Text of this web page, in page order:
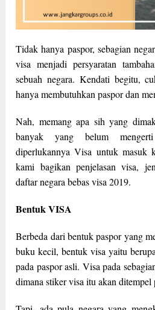
Tidak hanya paspor, sebagian
visa menjadi persyaratan
sebuah negara. Kendati begitu,
hanya membutuhkan paspor dan
Nah, memang apa sih yang
banyak yang belum
diperlukannya Visa untuk masuk
kami bagikan penjelasan visa,
daftar negara bebas visa 2019.
Bentuk VISA
Berbeda dari bentuk paspor yang
buku kecil, bentuk visa yaitu
pada paspor asli. Visa pada
dimana stiker visa itu akan ditempel